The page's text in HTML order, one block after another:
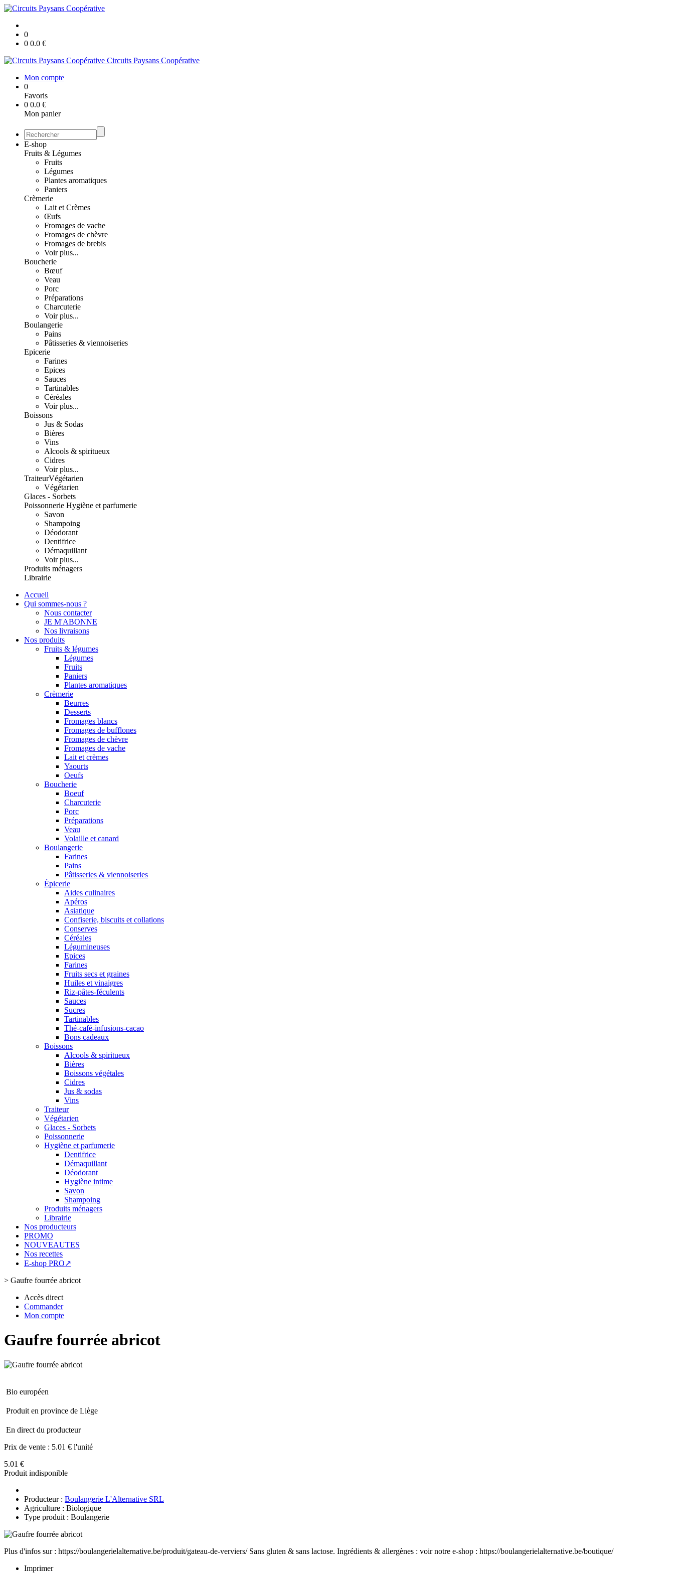
0
0 0.0 €
Circuits Paysans Coopérative
Mon compte
0
Favoris
0 0.0 €
Mon panier
E-shop
Fruits & Légumes
Fruits
Légumes
Plantes aromatiques
Paniers
Crèmerie
Lait et Crèmes
Œufs
Fromages de vache
Fromages de chèvre
Fromages de brebis
Voir plus...
Boucherie
Bœuf
Veau
Porc
Préparations
Charcuterie
Voir plus...
Boulangerie
Pains
Pâtisseries & viennoiseries
Epicerie
Farines
Epices
Sauces
Tartinables
Céréales
Voir plus...
Boissons
Jus & Sodas
Bières
Vins
Alcools & spiritueux
Cidres
Voir plus...
TraiteurVégétarien
Végétarien
Glaces - Sorbets
Poissonnerie Hygiène et parfumerie
Savon
Shampoing
Déodorant
Dentifrice
Démaquillant
Voir plus...
Produits ménagers
Librairie
Accueil
Qui sommes-nous ?
Nous contacter
JE M'ABONNE
Nos livraisons
Nos produits
Fruits & légumes
Légumes
Fruits
Paniers
Plantes aromatiques
Crèmerie
Beurres
Desserts
Fromages blancs
Fromages de bufflones
Fromages de chèvre
Fromages de vache
Lait et crèmes
Yaourts
Oeufs
Boucherie
Boeuf
Charcuterie
Porc
Préparations
Veau
Volaille et canard
Boulangerie
Farines
Pains
Pâtisseries & viennoiseries
Épicerie
Aides culinaires
Apéros
Asiatique
Confiserie, biscuits et collations
Conserves
Céréales
Légumineuses
Epices
Farines
Fruits secs et graines
Huiles et vinaigres
Riz-pâtes-féculents
Sauces
Sucres
Tartinables
Thé-café-infusions-cacao
Bons cadeaux
Boissons
Alcools & spiritueux
Bières
Boissons végétales
Cidres
Jus & sodas
Vins
Traiteur
Végétarien
Glaces - Sorbets
Poissonnerie
Hygiène et parfumerie
Dentifrice
Démaquillant
Déodorant
Hygiène intime
Savon
Shampoing
Produits ménagers
Librairie
Nos producteurs
PROMO
NOUVEAUTES
Nos recettes
E-shop PRO↗
> Gaufre fourrée abricot
Accès direct
Commander
Mon compte
Gaufre fourrée abricot
Bio européen
Produit en province de Liège
En direct du producteur
Prix de vente : 5.01 € l'unité
5.01 €
Produit indisponible
Producteur : Boulangerie L'Alternative SRL
Agriculture : Biologique
Type produit : Boulangerie
Plus d'infos sur : https://boulangerielalternative.be/produit/gateau-de-verviers/ Sans gluten & sans lactose. Ingrédients & allergènes : voir notre e-shop : https://boulangerielalternative.be/boutique/
Imprimer